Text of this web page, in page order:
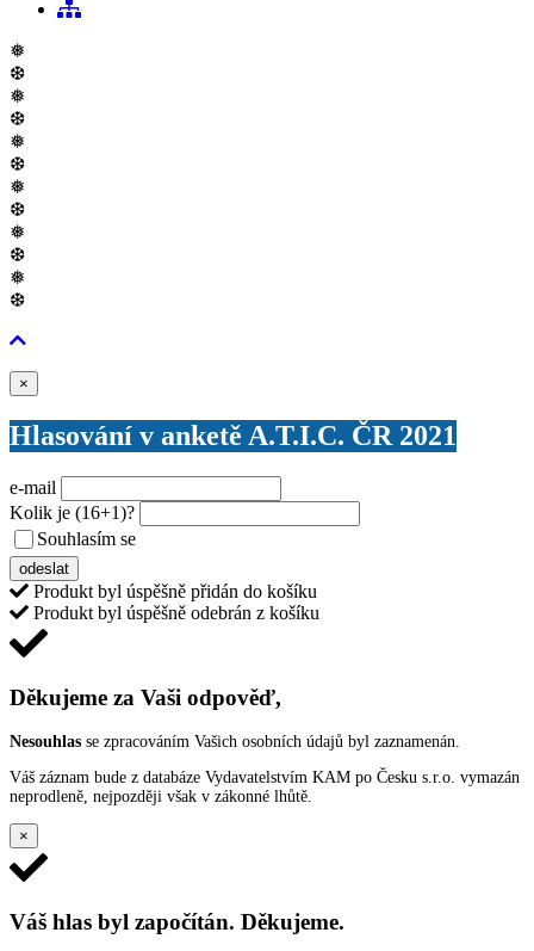
❅
❆
❅
❆
❅
❆
❅
❆
❅
❆
❅
❆
×
Hlasování v anketě A.T.I.C. ČR 2021
e-mail
Kolik je (16+1)?
Souhlasím se
odeslat
Produkt byl úspěšně přidán do košíku
Produkt byl úspěšně odebrán z košíku
Děkujeme za Vaši odpověď,
Nesouhlas se zpracováním Vašich osobních údajů byl zaznamenán.
Váš záznam bude z databáze Vydavatelstvím KAM po Česku s.r.o. vymazán
neprodleně, nejpozději však v zákonné lhůtě.
×
Váš hlas byl započítán. Děkujeme.